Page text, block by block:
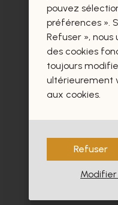
pouvez
préférences ».
Refuser »,
des cookies
toujours
ultérieurement
aux cookies.
Refuser